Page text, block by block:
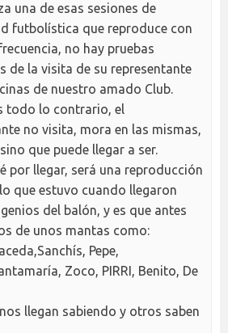
una de esas sesiones de
futbolística que reproduce con
no hay pruebas
de la visita de su representante
de nuestro amado Club.
todo lo contrario, el
no visita, mora en las mismas,
que puede llegar a ser.
por llegar, será una reproducción
que estuvo cuando llegaron
del balón, y es que antes
de unos mantas como:
Pepe,
Zoco, PIRRI, Benito, De
llegan sabiendo y otros saben